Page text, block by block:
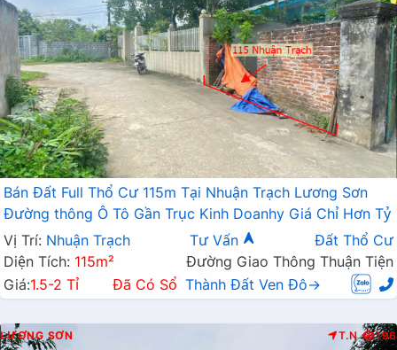
Bán Đất Full Thổ Cư 115m Tại Nhuận Trạch Lương Sơn
Đường thông Ô Tô Gần Trục Kinh Doanhy Giá Chỉ Hơn Tỷ
Vị Trí: Nhuận Trạch Tư Vấn
Đất Thổ Cư
Diện Tích: 115m²
Đường Giao Thông Thuận Tiện
Giá:1.5-2 Tỉ Đã Có Sổ Thành Đất Ven Đô→
LƯƠNG SƠN T.N 196